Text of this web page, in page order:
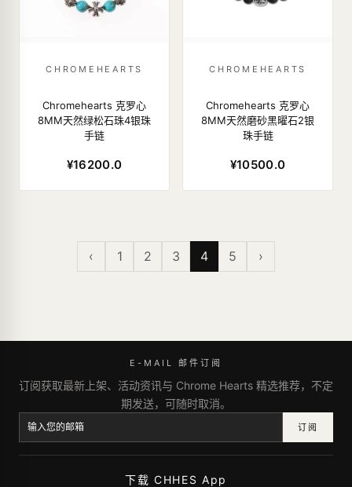
CHROMEHEARTS
Chromehearts 克罗心
8MM天然绿松石珠4银珠
手链
¥16200.0
CHROMEHEARTS
Chromehearts 克罗心
8MM天然磨砂黑曜石2银
珠手链
¥10500.0
‹ 1 2 3 4 5 ›
E-MAIL 邮件订阅
订阅获取最新上架、活动资讯与 Chrome Hearts 精选推荐，不定
期发送，可随时取消。
订阅
下载 CHHES App